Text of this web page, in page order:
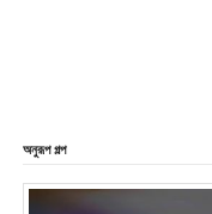
অনুরূপ গল্প